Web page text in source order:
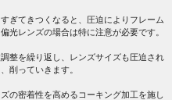
ぎてきつくなると、圧迫によりフレーム
光レンズの場合は特に注意が必要です。
整を繰り返し、レンズサイズも圧迫され
削っていきます。
の密着性を高めるコーキング加工を施し